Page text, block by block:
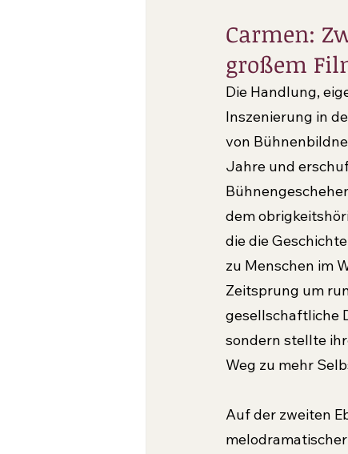
Carmen:
großem
Die Handlung,
Inszenierung in
von
Jahre und
dem
die die
zu Menschen im
Zeitsprung um
gesellschaftliche
sondern stellte
Weg zu mehr
Auf der zweiten